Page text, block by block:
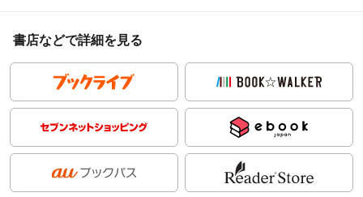
書店などで詳細を見る